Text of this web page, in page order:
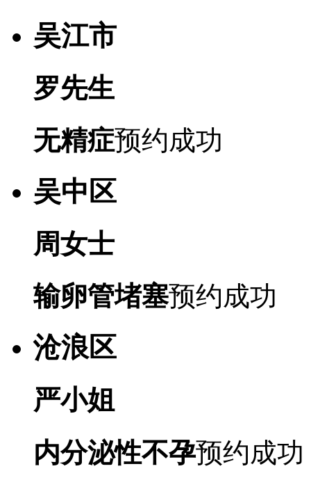
吴江市
罗先生
无精症预约成功
吴中区
周女士
输卵管堵塞预约成功
沧浪区
严小姐
内分泌性不孕预约成功